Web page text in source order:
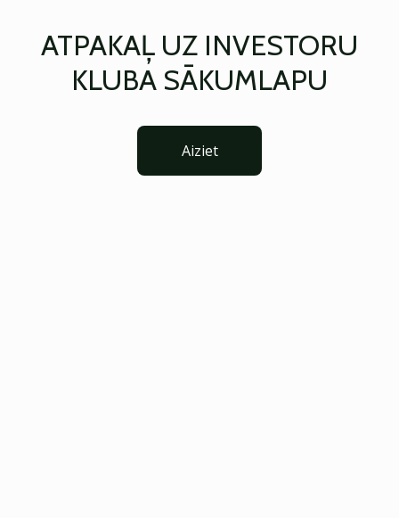
ATPAKAĻ UZ INVESTORU
KLUBA SĀKUMLAPU
Aiziet